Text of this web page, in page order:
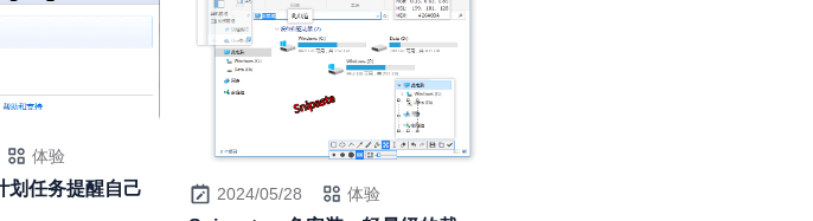
体验
任务提醒自己
2024/05/28 体验